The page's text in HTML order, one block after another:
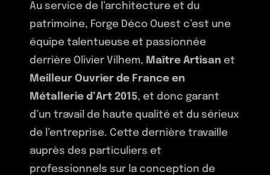
Serrurerie – Métallerie
Ferrures de style
Textures Patines
Finitions
Mobilier de style
Au service de l’architecture et du
patrimoine, Forge Déco Ouest c’est une
équipe talentueuse et passionnée
derrière Olivier Vilhem, Maître Artisan et
Meilleur Ouvrier de France en
Métallerie d’Art 2015, et donc garant
d’un travail de haute qualité et du sérieux
de l’entreprise. Cette dernière travaille
auprès des particuliers et
professionnels sur la conception de